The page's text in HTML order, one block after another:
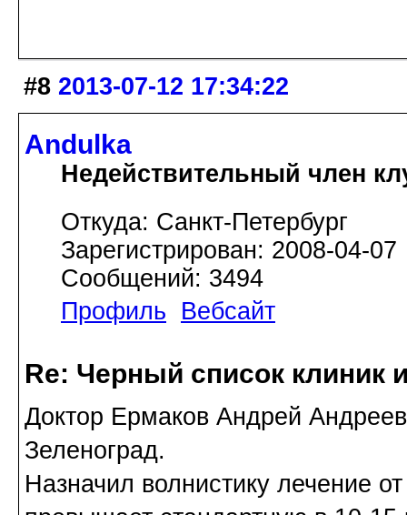
#8 2013-07-12 17:34:22
Andulka
Недействительный член
Откуда: Санкт-Петербург
Зарегистрирован: 2008-04-07
Сообщений: 3494
Профиль
Вебсайт
Re: Черный список клиник
Доктор Ермаков Андрей
Зеленоград.
Назначил волнистику лечение